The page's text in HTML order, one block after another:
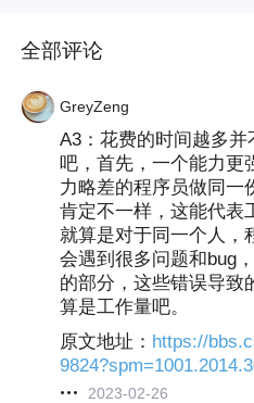
全部评论
GreyZeng
A3：花费的时间越多
吧，首先，一个能力更
力略差的程序员做同一
肯定不一样，这能代表
就算是对于同一个人，
会遇到很多问题和bug
的部分，这些错误导致
算是工作量吧。
原文地址： https://
2023-02-26